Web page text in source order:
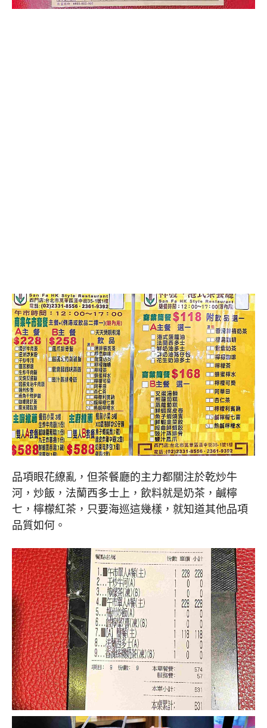
品項眼花繚亂，但茶餐廳的主力都關注於乾炒牛
河，炒飯，法蘭西多士上，飲料就是奶茶，鹹檸
七，檸檬紅茶，只要海巡這幾樣，就知道其他品項
品質如何。